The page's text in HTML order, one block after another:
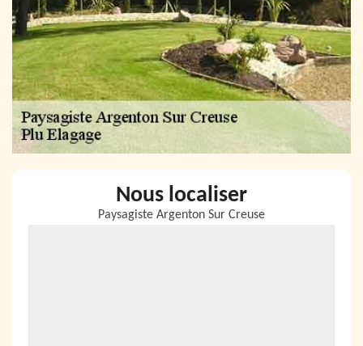
Nous localiser
Paysagiste Argenton Sur Creuse